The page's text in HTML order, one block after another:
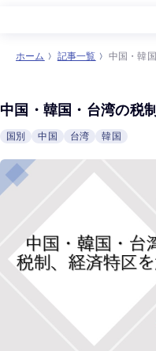
サービス
導入事例
会社概要
ホーム 記事一覧 中国・韓
中国・韓国・台湾の税
国別 中国 台湾 韓国